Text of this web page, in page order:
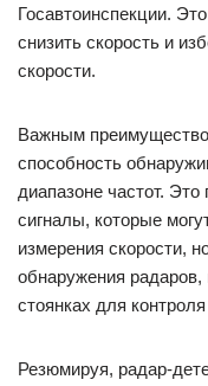
Госавтоинспекции.
снизить скорость и
скорости.
Важным
способность
диапазоне частот. Это
сигналы, которые
измерения скорости,
обнаружения радаров,
стоянках для
Резюмируя, радар-